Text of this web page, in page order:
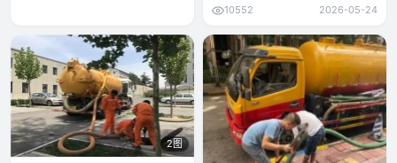
10552
2026-05-24
2图